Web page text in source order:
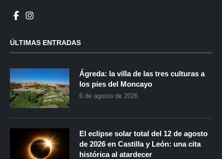
ÚLTIMAS ENTRADAS
Ágreda: la villa de las tres culturas a
los pies del Moncayo
6 de agosto de 2026
El eclipse solar total del 12 de agosto
de 2026 en Castilla y León: una cita
histórica al atardecer